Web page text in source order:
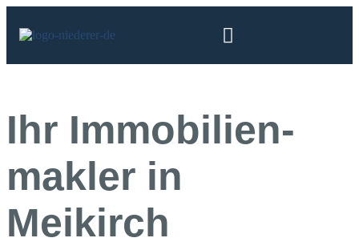
Ihr Immobilien­­­
makler in
Meikirch